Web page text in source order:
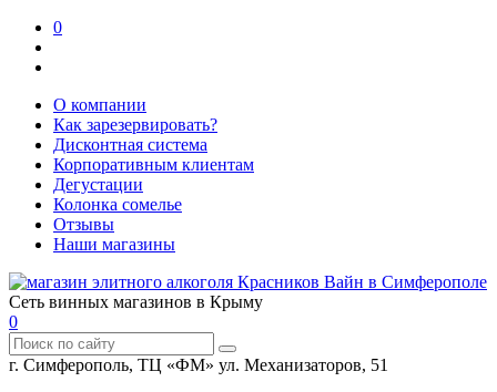
0
О компании
Как зарезервировать?
Дисконтная система
Корпоративным клиентам
Дегустации
Колонка сомелье
Отзывы
Наши магазины
Сеть винных магазинов в Крыму
0
г. Симферополь, ТЦ «ФМ» ул. Механизаторов, 51